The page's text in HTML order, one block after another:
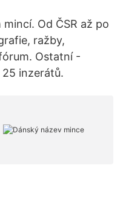
Od ČSR až po
ražby,
Ostatní -
inzerátů.